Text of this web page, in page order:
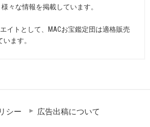
々な情報を掲載しています。
イトとして、MACお宝鑑定団は適格販売
ます。
シー
広告出稿について